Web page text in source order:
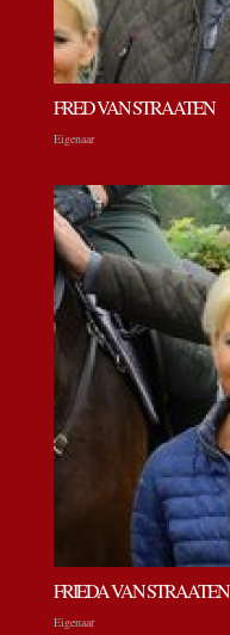
FRED VAN STRAATEN
Eigenaar
FRIEDA VAN STRAATEN
Eigenaar